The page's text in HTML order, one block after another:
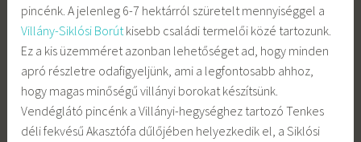
pincénk. A jelenleg 6-7 hektárról szüretelt mennyiséggel a
Villány-Siklósi Borút kisebb családi termelői közé tartozunk.
Ez a kis üzemméret azonban lehetőséget ad, hogy minden
apró részletre odafigyeljünk, ami a legfontosabb ahhoz,
hogy magas minőségű villányi borokat készítsünk.
Vendéglátó pincénk a Villányi-hegységhez tartozó Tenkes
déli fekvésű Akasztófa dűlőjében helyezkedik el, a Siklósi